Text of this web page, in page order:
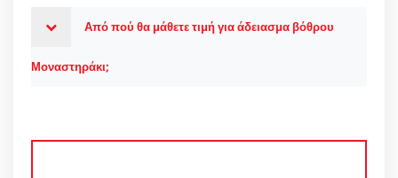
Από πού θα μάθετε τιμή για άδειασμα βόθρου
Μοναστηράκι;